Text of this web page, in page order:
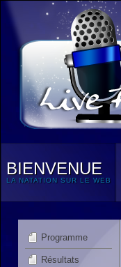
BIENVENUE
LA NATATION SUR LE WEB
Programme
Résultats